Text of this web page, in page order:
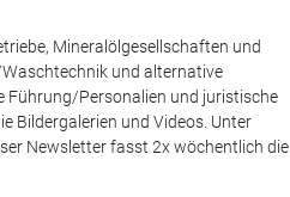
Mineralölgesellschaften und
und alternative
Führung/Personalien und juristische
Bildergalerien und Videos. Unter
Newsletter fasst 2x wöchentlich die